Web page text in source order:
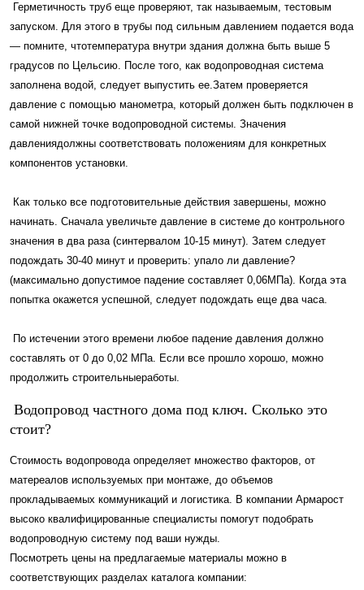
Герметичность труб еще проверяют, так называемым, тестовым
запуском. Для этого в трубы под сильным давлением подается вода
— помните, чтотемпература внутри здания должна быть выше 5
градусов по Цельсию. После того, как водопроводная система
заполнена водой, следует выпустить ее.Затем проверяется
давление с помощью манометра, который должен быть подключен в
самой нижней точке водопроводной системы. Значения
давлениядолжны соответствовать положениям для конкретных
компонентов установки.
Как только все подготовительные действия завершены, можно
начинать. Сначала увеличьте давление в системе до контрольного
значения в два раза (синтервалом 10-15 минут). Затем следует
подождать 30-40 минут и проверить: упало ли давление?
(максимально допустимое падение составляет 0,06МПа). Когда эта
попытка окажется успешной, следует подождать еще два часа.
По истечении этого времени любое падение давления должно
составлять от 0 до 0,02 МПа. Если все прошло хорошо, можно
продолжить строительныеработы.
Водопровод частного дома под ключ. Сколько это
стоит?
Стоимость водопровода определяет множество факторов, от
матереалов используемых при монтаже, до объемов
прокладываемых коммуникаций и логистика. В компании Армарост
высоко квалифицированные специалисты помогут подобрать
водопроводную систему под ваши нужды.
Посмотреть цены на предлагаемые материалы можно в
соответствующих разделах каталога компании: